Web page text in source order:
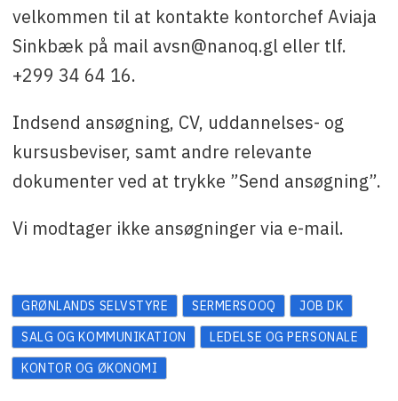
velkommen til at kontakte kontorchef Aviaja
Sinkbæk på mail avsn@nanoq.gl eller tlf.
+299 34 64 16.
Indsend ansøgning, CV, uddannelses- og
kursusbeviser, samt andre relevante
dokumenter ved at trykke ”Send ansøgning”.
Vi modtager ikke ansøgninger via e-mail.
GRØNLANDS SELVSTYRE SERMERSOOQ
JOB DK
SALG OG KOMMUNIKATION
LEDELSE OG PERSONALE
KONTOR OG ØKONOMI